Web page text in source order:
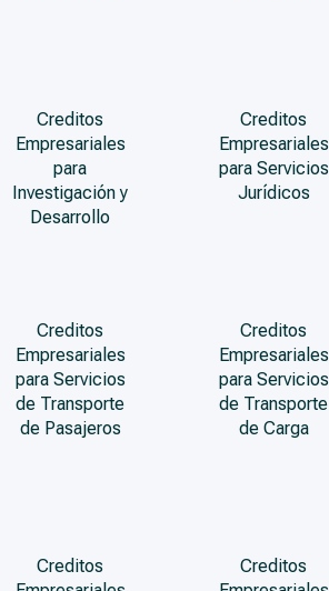
Creditos
Empresariales
para
Investigación y
Desarrollo
Creditos
Empresariales
para Servicios
Jurídicos
Creditos
Empresariales
para Servicios
de Transporte
de Pasajeros
Creditos
Empresariales
para Servicios
de Transporte
de Carga
Creditos
Creditos